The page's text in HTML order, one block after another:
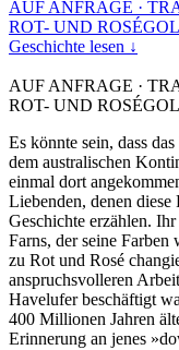
AUF ANFRAGE ·
ROT- UND
Geschichte lesen ↓
AUF ANFRAGE ·
ROT- UND
Es könnte sein, dass
dem australischen
einmal dort
Liebenden, denen
Geschichte erzählen.
Farns, der seine
zu Rot und Rosé
anspruchsvolleren
Havelufer beschäftigt
400 Millionen Jahren
Erinnerung an jenes